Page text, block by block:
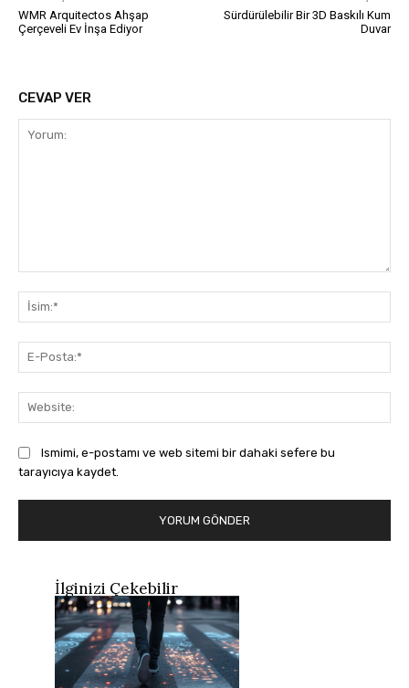
WMR Arquitectos Ahşap
Çerçeveli Ev İnşa Ediyor
Sürdürülebilir Bir 3D Baskılı Kum
Duvar
CEVAP VER
Ismimi, e-postamı ve web sitemi bir dahaki sefere bu
tarayıcıya kaydet.
İlginizi Çekebilir